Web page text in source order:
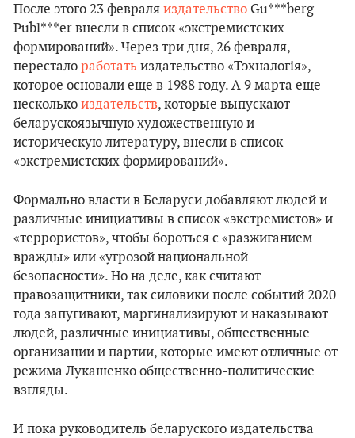
После этого 23 февраля издательство Gu***berg
Publ***er внесли в список «экстремистских
формирований». Через три дня, 26 февраля,
перестало работать издательство «Тэхналогія»,
которое основали еще в 1988 году. А 9 марта еще
несколько издательств, которые выпускают
беларускоязычную художественную и
историческую литературу, внесли в список
«экстремистских формирований».
Формально власти в Беларуси добавляют людей и
различные инициативы в список «экстремистов» и
«террористов», чтобы бороться с «разжиганием
вражды» или «угрозой национальной
безопасности». Но на деле, как считают
правозащитники, так силовики после событий 2020
года запугивают, маргинализируют и наказывают
людей, различные инициативы, общественные
организации и партии, которые имеют отличные от
режима Лукашенко общественно-политические
взгляды.
И пока руководитель беларуского издательства